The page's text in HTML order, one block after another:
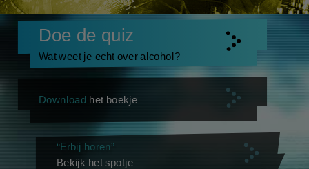
Doe de quiz
Wat weet je echt over alcohol?
Download het boekje
“Erbij horen”
Bekijk het spotje